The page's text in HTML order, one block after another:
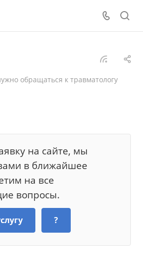
обращаться к травматологу
на сайте, мы
в ближайшее
на все
вопросы.
?